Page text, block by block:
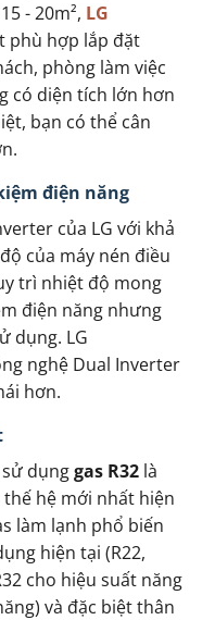
- 20m², LG
phù hợp lắp đặt
phòng làm việc
có diện tích lớn hơn
bạn có thể cân
điện năng
của LG với khả
của máy nén điều
trì nhiệt độ mong
điện năng nhưng
dụng. LG
nghệ Dual Inverter
hơn.
sử dụnggas R32 là
hệ mới nhất hiện
làm lạnh phổ biến
hiện tại (R22,
cho hiệu suất năng
và đặc biệt thân